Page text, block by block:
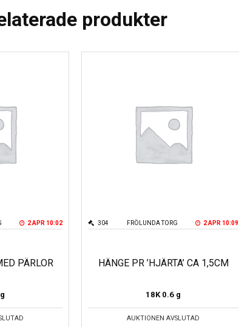
produkter
2 APR 10:02
PÄRLOR
FRÖLUNDA TORG
304 2 APR 10:09
HÄNGE PR ’HJÄRTA’ CA 1,5CM
18K 0.6 g
AUKTIONEN AVSLUTAD